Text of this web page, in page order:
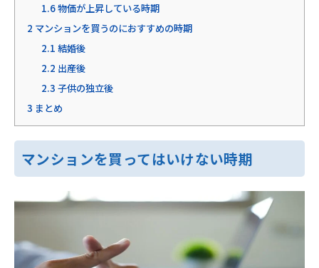
1.6物価が上昇している時期
2 マンションを買うのにおすすめの時期
2.1 結婚後
2.2 出産後
2.3 子供の独立後
3 まとめ
マンションを買ってはいけない時期